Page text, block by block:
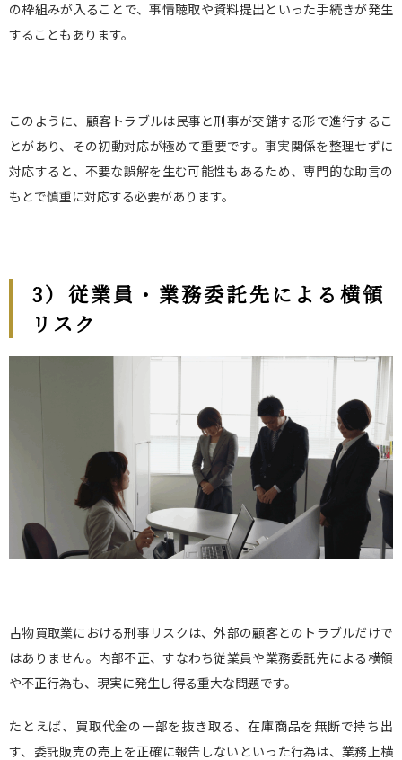
の枠組みが入ることで、事情聴取や資料提出といった手続きが発生
することもあります。
このように、顧客トラブルは民事と刑事が交錯する形で進行するこ
とがあり、その初動対応が極めて重要です。事実関係を整理せずに
対応すると、不要な誤解を生む可能性もあるため、専門的な助言の
もとで慎重に対応する必要があります。
3）従業員・業務委託先による横領
リスク
古物買取業における刑事リスクは、外部の顧客とのトラブルだけで
はありません。内部不正、すなわち従業員や業務委託先による横領
や不正行為も、現実に発生し得る重大な問題です。
たとえば、買取代金の一部を抜き取る、在庫商品を無断で持ち出
す、委託販売の売上を正確に報告しないといった行為は、業務上横